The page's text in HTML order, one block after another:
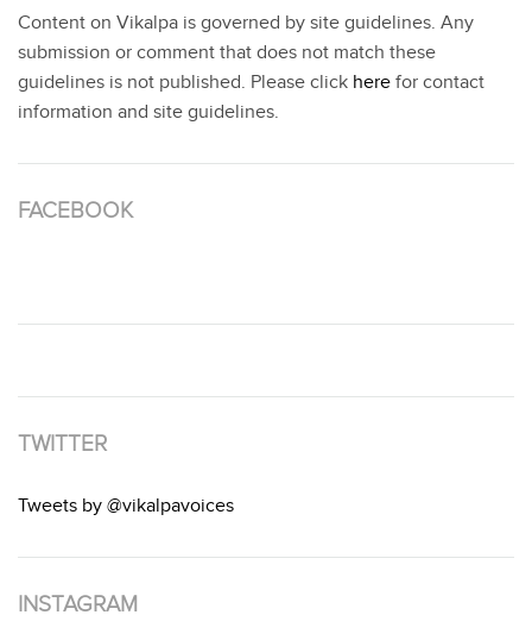
Content on Vikalpa is governed by site guidelines. Any
submission or comment that does not match these
guidelines is not published. Please click here for contact
information and site guidelines.
FACEBOOK
TWITTER
Tweets by @vikalpavoices
INSTAGRAM